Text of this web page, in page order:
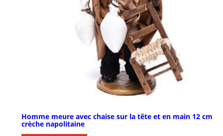
Homme meure avec chaise sur la tête et en main 12 cm
crèche napolitaine